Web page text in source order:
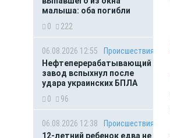
малыша: оба погибли
0
222
06.08.2026 12:55
Происшествия
Нефтеперерабатывающий
завод вспыхнул после
удара украинских БПЛА
0
96
06.08.2026 12:38
Происшествия
12-летний ребенок едва не